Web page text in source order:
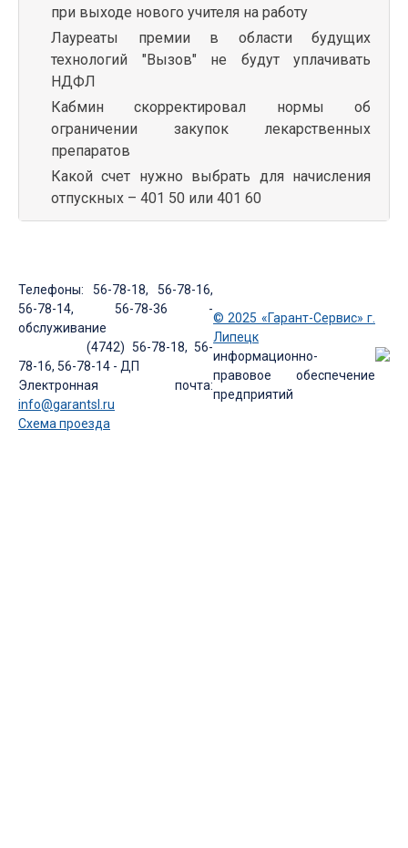
при выходе нового учителя на работу
Лауреаты премии в области будущих
технологий "Вызов" не будут уплачивать
НДФЛ
Кабмин скорректировал нормы об
ограничении закупок лекарственных
препаратов
Какой счет нужно выбрать для начисления
отпускных – 401 50 или 401 60
Телефоны: 56-78-18, 56-78-16,
56-78-14, 56-78-36 -
обслуживание
(4742) 56-78-18, 56-
78-16, 56-78-14 - ДП
Электронная почта:
info@garantsl.ru
Схема проезда
© 2025 «Гарант-Сервис» г.
Липецк
информационно-
правовое обеспечение
предприятий